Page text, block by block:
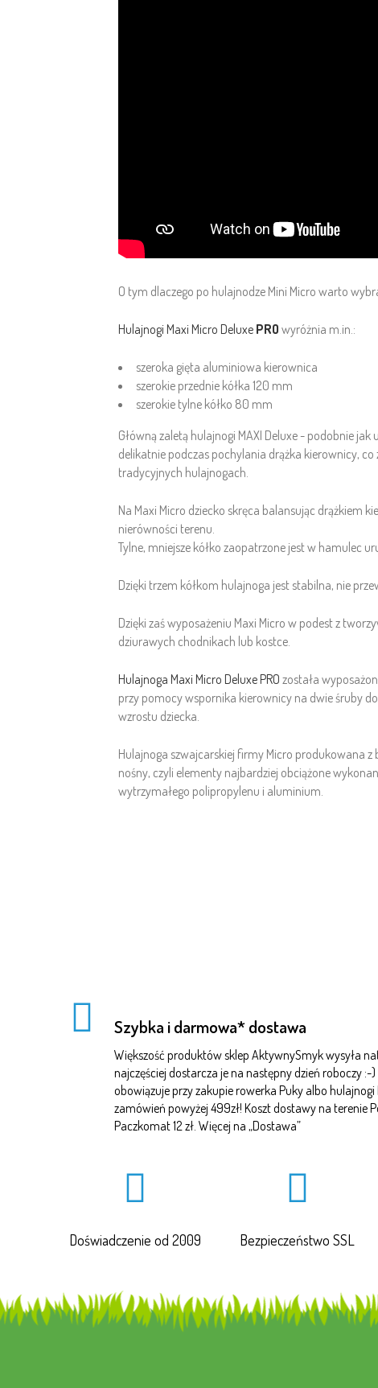
O tym dlaczego po hulajnodze Mini Micro warto
Hulajnogi Maxi Micro Deluxe PRO wyróżnia m.in.:
szeroka gięta aluminiowa kierownica
szerokie przednie kółka 120 mm
szerokie tylne kółko 80 mm
Główną zaletą hulajnogi MAXI Deluxe - podobnie jak
delikatnie podczas pochylania drążka kierownicy,
tradycyjnych hulajnogach.
Na Maxi Micro dziecko skręca balansując drążkiem
nierówności terenu.
Tylne, mniejsze kółko zaopatrzone jest w hamulec
Dzięki trzem kółkom hulajnoga jest stabilna, nie
Dzięki zaś wyposażeniu Maxi Micro w podest z
dziurawych chodnikach lub kostce.
Hulajnoga Maxi Micro Deluxe PRO została
przy pomocy wspornika kierownicy na dwie śruby
wzrostu dziecka.
Hulajnoga szwajcarskiej firmy Micro produkowana
nośny, czyli elementy najbardziej obciążone
wytrzymałego polipropylenu i aluminium.
Szybka i darmowa* dostawa
Większość produktów sklep AktywnySmyk wysyła
najczęściej dostarcza je na następny dzień roboczy
obowiązuje przy zakupie rowerka Puky albo
zamówień powyżej 499zł! Koszt dostawy na terenie
Paczkomat 12 zł. Więcej na „Dostawa”
Doświadczenie od 2009 Bezpieczeństwo SSL